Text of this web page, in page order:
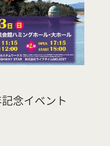
念イベント